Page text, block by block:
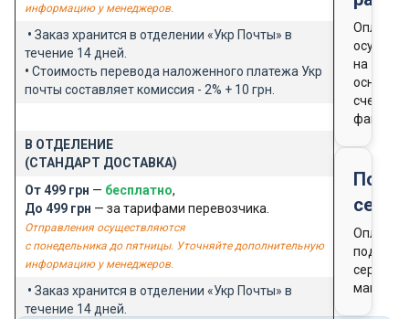
информацию у менеджеров.
• Заказ хранится в отделении «Укр Почты» в
течение 14 дней.
• Стоимость перевода наложенного платежа Укр
почты составляет комиссия - 2% + 10 грн.
В ОТДЕЛЕНИЕ
(СТАНДАРТ ДОСТАВКА)
От 499 грн — бесплатно,
До 499 грн — за тарифами перевозчика.
Отправления осуществляются
с понедельника до пятницы. Уточняйте дополнительную
информацию у менеджеров.
• Заказ хранится в отделении «Укр Почты» в
течение 14 дней.
Оплата
на
счета-
фактуры
Оплата